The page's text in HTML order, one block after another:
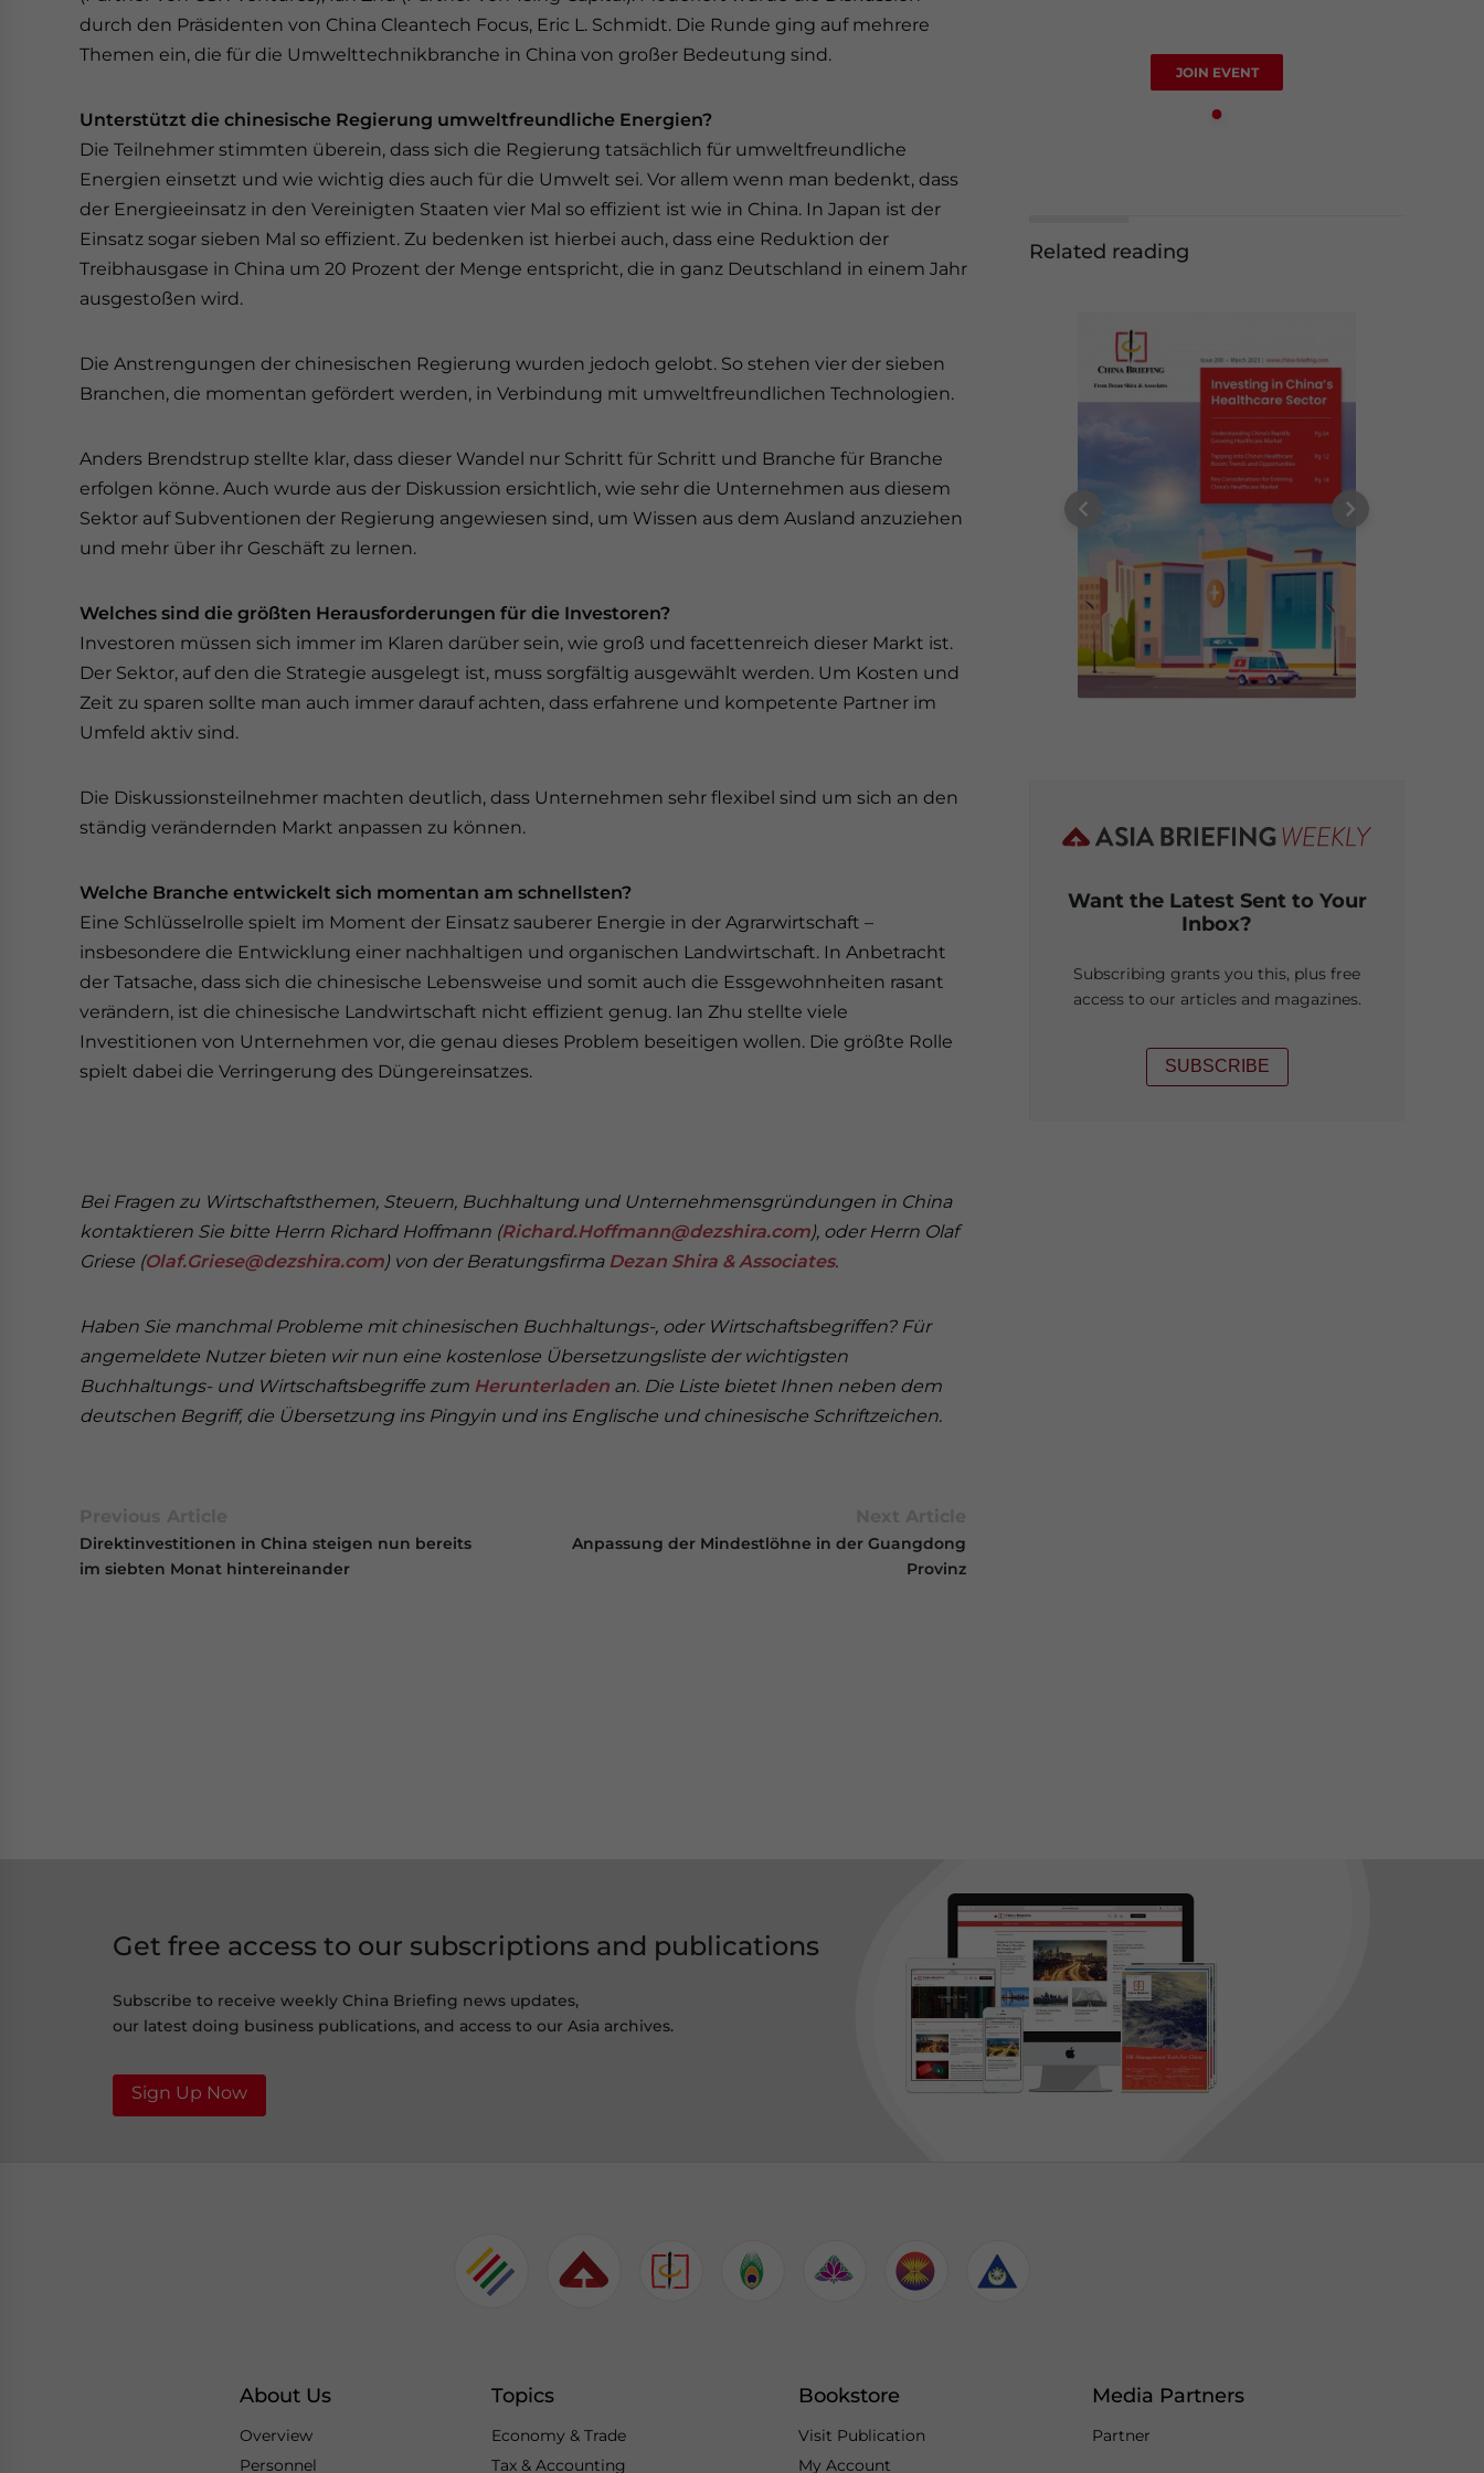
durch den Präsidenten von China Cleantech Focus, Eric L. Schmidt. Die Runde ging auf mehrere
Themen ein, die für die Umwelttechnikbranche in China von großer Bedeutung sind.
Unterstützt die chinesische Regierung umweltfreundliche Energien?
Die Teilnehmer stimmten überein, dass sich die Regierung tatsächlich für umweltfreundliche
Energien einsetzt und wie wichtig dies auch für die Umwelt sei. Vor allem wenn man bedenkt, dass
der Energieeinsatz in den Vereinigten Staaten vier Mal so effizient ist wie in China. In Japan ist der
Einsatz sogar sieben Mal so effizient. Zu bedenken ist hierbei auch, dass eine Reduktion der
Treibhausgase in China um 20 Prozent der Menge entspricht, die in ganz Deutschland in einem Jahr
ausgestoßen wird.
Die Anstrengungen der chinesischen Regierung wurden jedoch gelobt. So stehen vier der sieben
Branchen, die momentan gefördert werden, in Verbindung mit umweltfreundlichen Technologien.
Anders Brendstrup stellte klar, dass dieser Wandel nur Schritt für Schritt und Branche für Branche
erfolgen könne. Auch wurde aus der Diskussion ersichtlich, wie sehr die Unternehmen aus diesem
Sektor auf Subventionen der Regierung angewiesen sind, um Wissen aus dem Ausland anzuziehen
und mehr über ihr Geschäft zu lernen.
Welches sind die größten Herausforderungen für die Investoren?
Investoren müssen sich immer im Klaren darüber sein, wie groß und facettenreich dieser Markt ist.
Der Sektor, auf den die Strategie ausgelegt ist, muss sorgfältig ausgewählt werden. Um Kosten und
Zeit zu sparen sollte man auch immer darauf achten, dass erfahrene und kompetente Partner im
Umfeld aktiv sind.
Die Diskussionsteilnehmer machten deutlich, dass Unternehmen sehr flexibel sind um sich an den
ständig verändernden Markt anpassen zu können.
Welche Branche entwickelt sich momentan am schnellsten?
Eine Schlüsselrolle spielt im Moment der Einsatz sauberer Energie in der Agrarwirtschaft –
insbesondere die Entwicklung einer nachhaltigen und organischen Landwirtschaft. In Anbetracht
der Tatsache, dass sich die chinesische Lebensweise und somit auch die Essgewohnheiten rasant
verändern, ist die chinesische Landwirtschaft nicht effizient genug. Ian Zhu stellte viele
Investitionen von Unternehmen vor, die genau dieses Problem beseitigen wollen. Die größte Rolle
spielt dabei die Verringerung des Düngereinsatzes.
Bei Fragen zu Wirtschaftsthemen, Steuern, Buchhaltung und Unternehmensgründungen in China
kontaktieren Sie bitte Herrn Richard Hoffmann (Richard.Hoffmann@dezshira.com), oder Herrn Olaf
Griese (Olaf.Griese@dezshira.com) von der Beratungsfirma Dezan Shira & Associates.
Haben Sie manchmal Probleme mit chinesischen Buchhaltungs-, oder Wirtschaftsbegriffen? Für
angemeldete Nutzer bieten wir nun eine kostenlose Übersetzungsliste der wichtigsten
Buchhaltungs- und Wirtschaftsbegriffe zum Herunterladen an. Die Liste bietet Ihnen neben dem
deutschen Begriff, die Übersetzung ins Pingyin und ins Englische und chinesische Schriftzeichen.
Direktinvestitionen in China steigen nun bereits
im siebten Monat hintereinander
Anpassung der Mindestlöhne in der Guangdong
Provinz
JOIN EVENT
Related reading
Want the Latest Sent to Your
Inbox?
Subscribing grants you this, plus free
access to our articles and magazines.
SUBSCRIBE
Get free access to our subscriptions and publications
Subscribe to receive weekly China Briefing news updates,
our latest doing business publications, and access to our Asia archives.
Sign Up Now
About Us
Overview
Personnel
Topics
Economy & Trade
Tax & Accounting
Bookstore
Visit Publication
My Account
Media Partners
Partner